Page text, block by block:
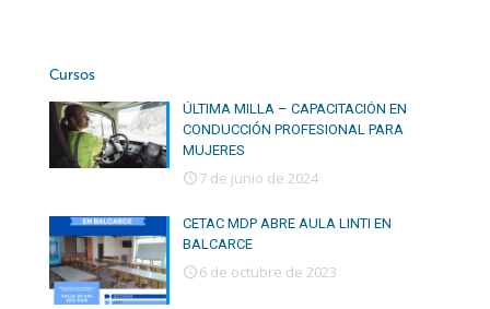
Cursos
ÚLTIMA MILLA – CAPACITACIÓN EN
CONDUCCIÓN PROFESIONAL PARA
MUJERES
7 de junio de 2024
CETAC MDP ABRE AULA LINTI EN
BALCARCE
6 de octubre de 2023